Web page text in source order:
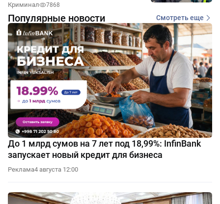
Криминал 7868
Популярные новости Смотреть еще
До 1 млрд сумов на 7 лет под 18,99%: InfinBank
запускает новый кредит для бизнеса
Реклама4 августа 12:00